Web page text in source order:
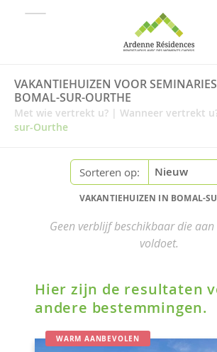
VAKANTIEHUIZEN VOOR
BOMAL-SUR-OURTHE
Met wie vertrekt u? | Wanneer vertrekt
sur-Ourthe
Sorteren op:
VAKANTIEHUIZEN IN BOMAL-
Geen verblijf beschikbaar die
voldoet.
Hier zijn de resultaten
andere bestemmingen.